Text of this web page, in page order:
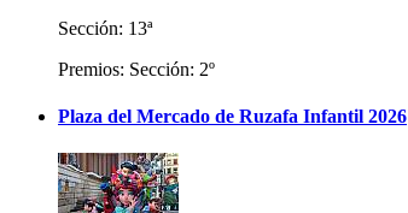
Sección: 13ª
Premios: Sección: 2º
Plaza del Mercado de Ruzafa Infantil 2026